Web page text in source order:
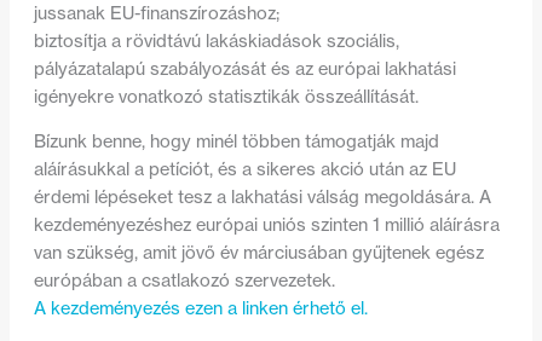
jussanak EU-finanszírozáshoz;
biztosítja a rövidtávú lakáskiadások szociális,
pályázatalapú szabályozását és az európai lakhatási
igényekre vonatkozó statisztikák összeállítását.
Bízunk benne, hogy minél többen támogatják majd
aláírásukkal a petíciót, és a sikeres akció után az EU
érdemi lépéseket tesz a lakhatási válság megoldására. A
kezdeményezéshez európai uniós szinten 1 millió aláírásra
van szükség, amit jövő év márciusában gyűjtenek egész
európában a csatlakozó szervezetek.
A kezdeményezés ezen a linken érhető el.